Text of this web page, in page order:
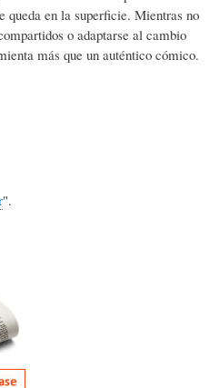
queda en la superficie. Mientras no
o adaptarse al cambio
más que un auténtico cómico.
".